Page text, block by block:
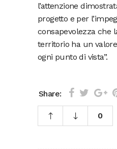
l’attenzione
progetto e per
consapevolezza che
territorio ha un
ogni punto di vista”.
Share:
0